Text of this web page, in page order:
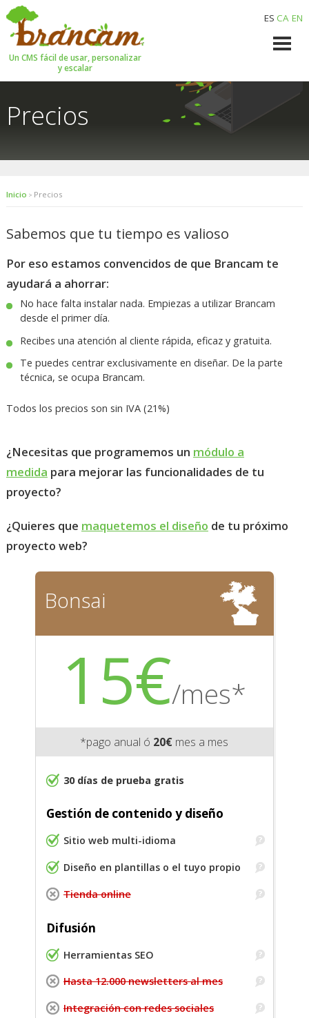
Un CMS fácil de usar, personalizar
y escalar
ESCA EN
Precios
Inicio > Precios
Sabemos que tu tiempo es valioso
Por eso estamos convencidos de que Brancam te
ayudará a ahorrar:
No hace falta instalar nada. Empiezas a utilizar Brancam
desde el primer día.
Recibes una atención al cliente rápida, eficaz y gratuita.
Te puedes centrar exclusivamente en diseñar. De la parte
técnica, se ocupa Brancam.
Todos los precios son sin IVA (21%)
¿Necesitas que programemos un módulo a
medida para mejorar las funcionalidades de tu
proyecto?
¿Quieres que maquetemos el diseño de tu próximo
proyecto web?
Bonsai
15€/mes*
*pago anual ó 20€ mes a mes
30 días de prueba gratis
Gestión de contenido y diseño
Sitio web multi-idioma
Diseño en plantillas o el tuyo propio
Tienda online
Difusión
Herramientas SEO
Hasta 12.000 newsletters al mes
Integración con redes sociales